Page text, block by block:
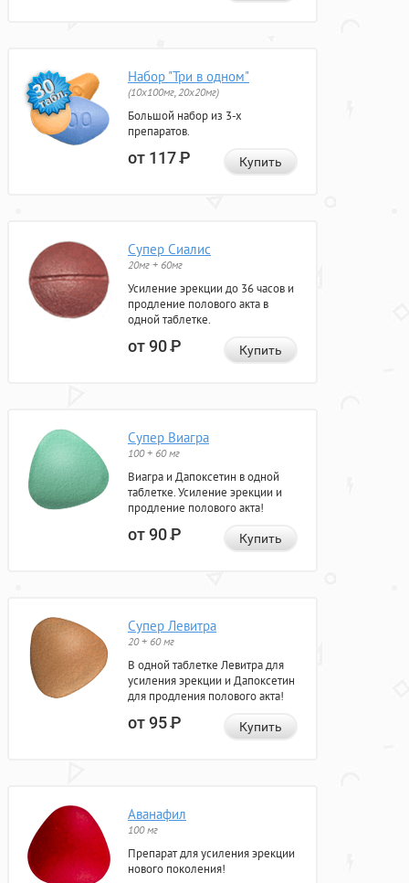
Набор "Три в одном"
(10x100мг, 20x20мг)
Большой набор из 3-х
препаратов.
от 117Р Купить
Супер Сиалис
20мг + 60мг
Усиление эрекции до 36 часов и
продление полового акта в
одной таблетке.
от 90Р Купить
Супер Виагра
100 + 60 мг
Виагра и Дапоксетин в одной
таблетке. Усиление эрекции и
продление полового акта!
от 90Р Купить
Супер Левитра
20 + 60 мг
В одной таблетке Левитра для
усиления эрекции и Дапоксетин
для продления полового акта!
от 95Р Купить
Аванафил
100 мг
Препарат для усиления эрекции
нового поколения!